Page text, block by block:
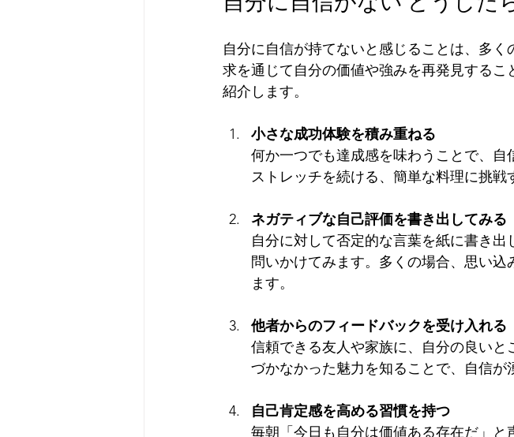
自分に自信が持てないと感じることは、多
求を通じて自分の価値や強みを再発見する
紹介します。
小さな成功体験を積み重ねる
何か一つでも達成感を味わうことで、
ストレッチを続ける、簡単な料理に挑戦
ネガティブな自己評価を書き出してみる
自分に対して否定的な言葉を紙に書き
問いかけてみます。多くの場合、思い
ます。
他者からのフィードバックを受け入れる
信頼できる友人や家族に、自分の良い
づかなかった魅力を知ることで、自信が
自己肯定感を高める習慣を持つ
毎朝「今日も自分は価値ある存在だ」